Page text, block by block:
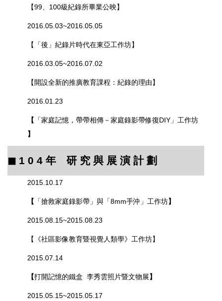
【99、100級紀錄所畢業公映】
2016.05.03~2016.05.05
【「後」紀錄片時代在東亞工作坊】
2016.03.05~2016.07.02
【開設全新的推廣教育課程：紀錄的理由】
2016.01.23
【 「家庭記憶，帶帶相傳－家庭錄影帶修復DIY」工作坊
】
◼︎ 1 0 4 年 研 究 與 展 演 計 劃
2015.10.17
【 「搶救家庭錄影帶」與「8mm手沖」工作坊】
2015.08.15~2015.08.23
【 《社區影像教育暨視覺人類學》工作坊】
2015.07.14
【打開記憶的鐵盒 李秀雲照片暨文物展】
2015.05.15~2015.05.17